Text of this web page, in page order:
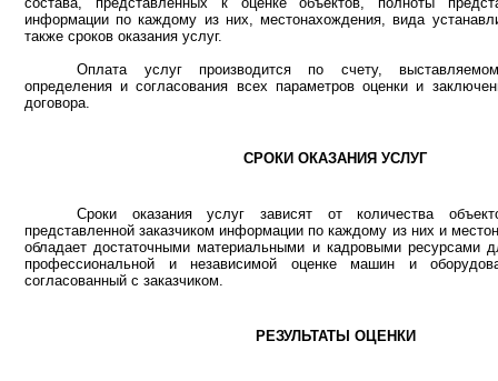
информации по каждому из них, местонахождения, вида
также сроков оказания услуг.
Оплата услуг производится по счету,
определения и согласования всех параметров оценки и
договора.
СРОКИ ОКАЗАНИЯ УСЛУГ
Сроки оказания услуг зависят от количества
представленной заказчиком информации по каждому из них и
обладает достаточными материальными и кадровыми ресурсами
профессиональной и независимой оценке машин и
согласованный с заказчиком.
РЕЗУЛЬТАТЫ ОЦЕНКИ